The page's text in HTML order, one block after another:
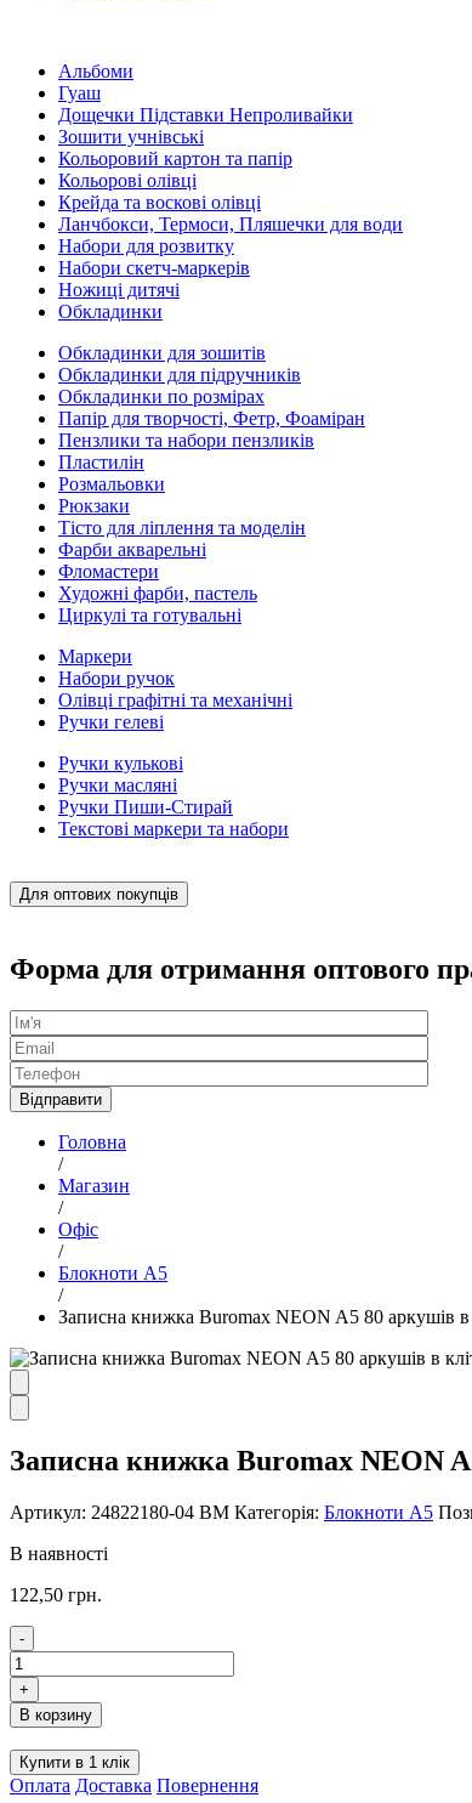
Альбоми
Гуаш
Дощечки Підставки Непроливайки
Зошити учнівські
Кольоровий картон та папір
Кольорові олівці
Крейда та воскові олівці
Ланчбокси, Термоси, Пляшечки для води
Набори для розвитку
Набори скетч-маркерів
Ножиці дитячі
Обкладинки
Обкладинки для зошитів
Обкладинки для підручників
Обкладинки по розмірах
Папір для творчості, Фетр, Фоаміран
Пензлики та набори пензликів
Пластилін
Розмальовки
Рюкзаки
Тісто для ліплення та моделін
Фарби акварельні
Фломастери
Художні фарби, пастель
Циркулі та готувальні
Маркери
Набори ручок
Олівці графітні та механічні
Ручки гелеві
Ручки кулькові
Ручки масляні
Ручки Пиши-Стирай
Текстові маркери та набори
Для оптових покупців
Форма для отримання оптового
Головна
/
Магазин
/
Офіс
/
Блокноти А5
/
Записна книжка Buromax NEON A5 80 аркушів в
Записна книжка Buromax NEON
Артикул: 24822180-04 ВМ Категорія: Блокноти А5
В наявності
122,50 грн.
-
Записна
книжка
Buromax
NEON
A5
80
аркушів
+
В корзину
Купити в 1 клік
Оплата Доставка Повернення